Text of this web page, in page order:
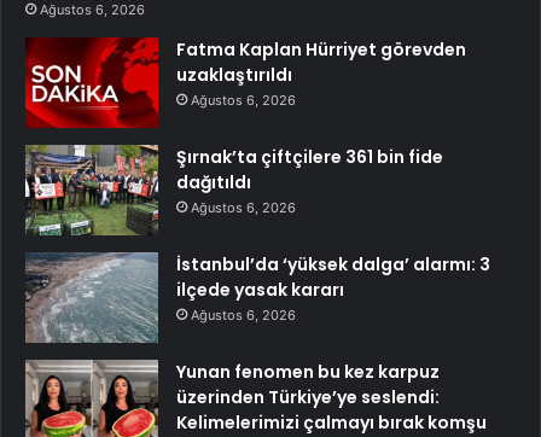
Ağustos 6, 2026
Fatma Kaplan Hürriyet görevden
uzaklaştırıldı
Ağustos 6, 2026
Şırnak’ta çiftçilere 361 bin fide
dağıtıldı
Ağustos 6, 2026
İstanbul’da ‘yüksek dalga’ alarmı: 3
ilçede yasak kararı
Ağustos 6, 2026
Yunan fenomen bu kez karpuz
üzerinden Türkiye’ye seslendi:
Kelimelerimizi çalmayı bırak komşu